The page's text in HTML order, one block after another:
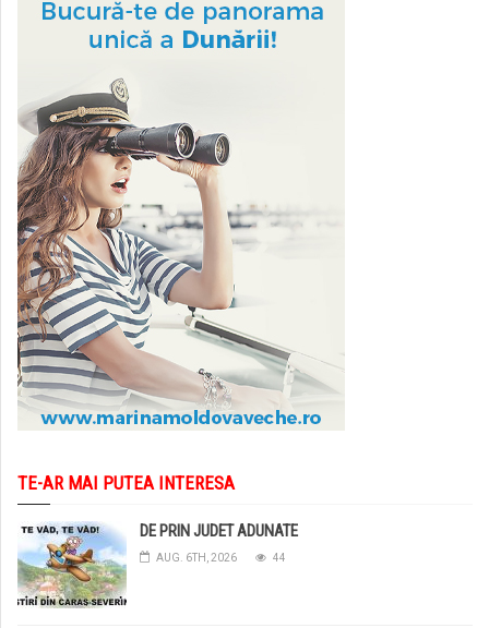
TE-AR MAI PUTEA INTERESA
DE PRIN JUDET ADUNATE
AUG. 6TH, 2026 44